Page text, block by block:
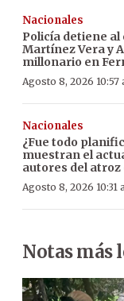
Nacionales
Policía detiene
Martínez Vera y
millonario en
Agosto 8, 2026 10:57
Nacionales
¿Fue todo
muestran el
autores del
Agosto 8, 2026 10:31
Notas más